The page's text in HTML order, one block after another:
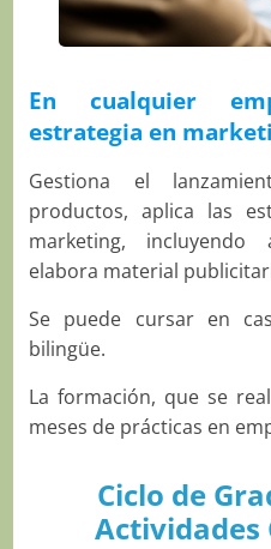
En cualquier
estrategia en
Gestiona el
productos, aplica las
marketing, incluyendo
elabora material
Se puede cursar en
bilingüe.
La formación, que se
meses de prácticas en
Ciclo de
Actividades